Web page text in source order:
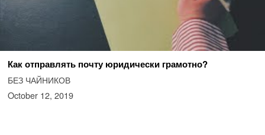
Как отправлять почту юридически грамотно?
БЕЗ ЧАЙНИКОВ
October 12, 2019